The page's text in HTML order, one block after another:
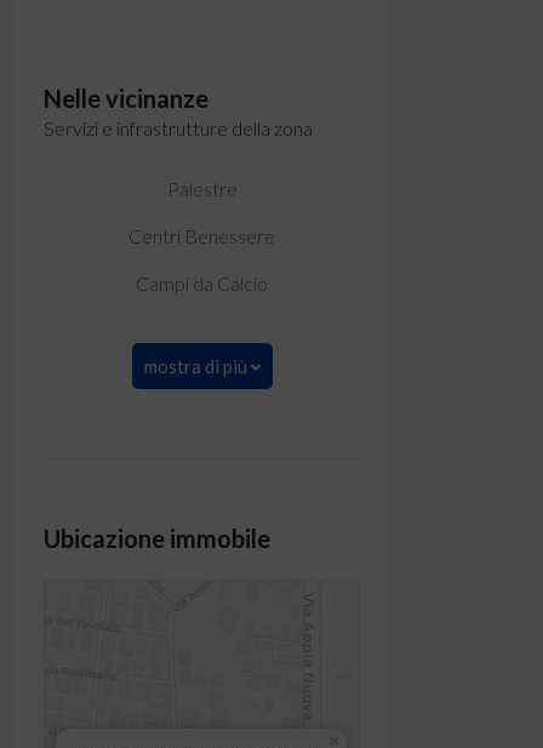
Nelle vicinanze
Servizi e infrastrutture della zona
Palestre
Centri Benessere
Campi da Calcio
mostra di più
Ubicazione immobile